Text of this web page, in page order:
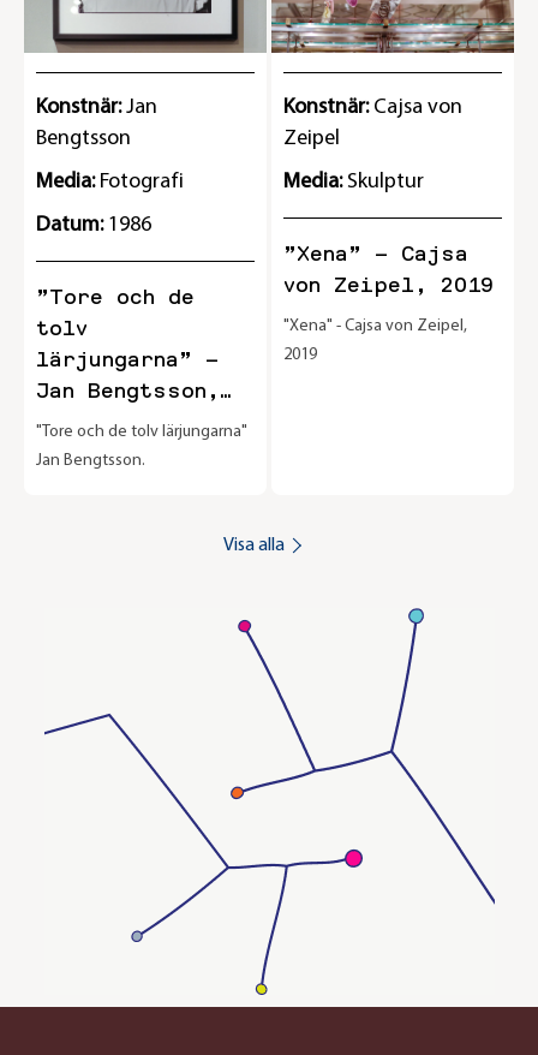
Konstnär:Jan
Bengtsson
Media: Fotografi
Datum: 1986
”Tore och de
tolv
lärjungarna” –
Jan Bengtsson,
1986
"Tore och de tolv lärjungarna"
Jan Bengtsson.
Konstnär: Cajsa von
Zeipel
Media: Skulptur
”Xena” – Cajsa
von Zeipel, 2019
"Xena" - Cajsa von Zeipel,
2019
Visa alla